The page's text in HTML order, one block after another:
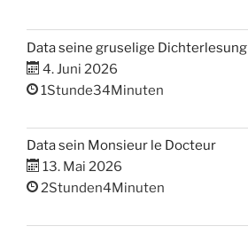
Data seine gruselige Dichterlesung
4. Juni 2026
1Stunde34Minuten
Data sein Monsieur le Docteur
13. Mai 2026
2Stunden4Minuten